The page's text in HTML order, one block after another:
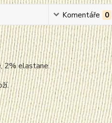
Komentáře 0
2% elastane.